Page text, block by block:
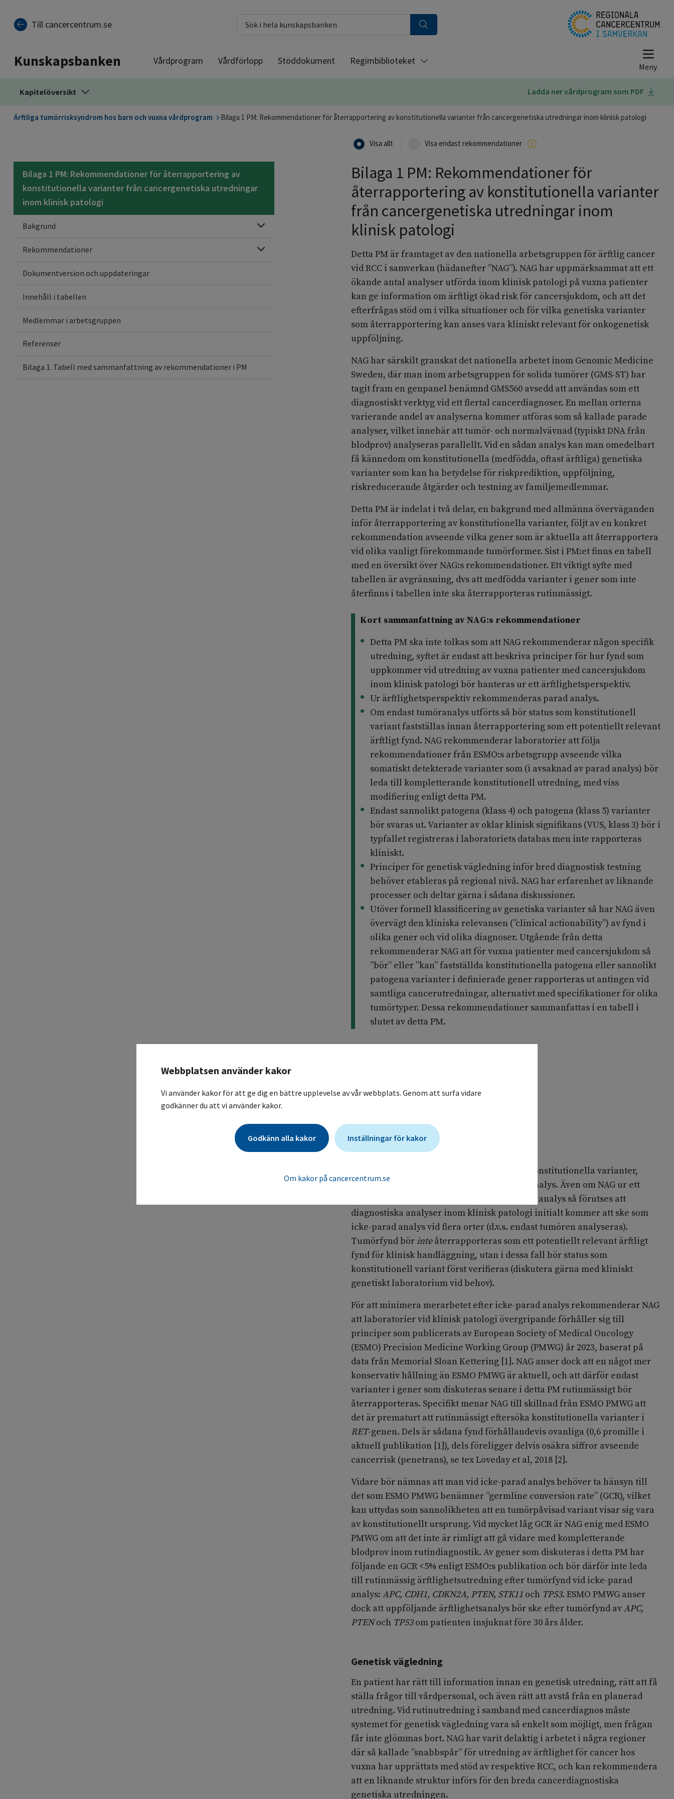
Till cancercentrum.se
Kunskapsbanken Vårdprogram Vårdförlopp Stöddokument Regimbiblioteket
Kapitelöversikt Ladda ner vårdprogram som PDF
Ärftliga tumörrisksyndrom hos barn och vuxna vårdprogram Bilaga 1 PM: Rekommendationer för återrapportering av konstitutionella varianter från cancergenetiska utredningar inom klinisk patologi
Bilaga 1 PM: Rekommendationer för återrapportering av
konstitutionella varianter från cancergenetiska utredningar
inom klinisk patologi
Bakgrund
Rekommendationer
Dokumentversion och uppdateringar
Innehåll i tabellen
Medlemmar i arbetsgruppen
Referenser
Bilaga 1. Tabell med sammanfattning av rekommendationer i PM
Visa allt Visa endast rekommendationer
Bilaga 1 PM: Rekommendationer för
återrapportering av konstitutionella varianter
från cancergenetiska utredningar inom
klinisk patologi
Detta PM är framtaget av den nationella arbetsgruppen för ärftlig cancer
vid RCC i samverkan (hädanefter ”NAG”). NAG har uppmärksammat att ett
ökande antal analyser utförda inom klinisk patologi på vuxna patienter
kan ge information om ärftligt ökad risk för cancersjukdom, och att det
efterfrågas stöd om i vilka situationer och för vilka genetiska varianter
som återrapportering kan anses vara kliniskt relevant för onkogenetisk
uppföljning.
NAG har särskilt granskat det nationella arbetet inom Genomic Medicine
Sweden, där man inom arbetsgruppen för solida tumörer (GMS-ST) har
tagit fram en genpanel benämnd GMS560 avsedd att användas som ett
diagnostiskt verktyg vid ett flertal cancerdiagnoser. En mellan orterna
varierande andel av analyserna kommer utföras som så kallade parade
analyser, vilket innebär att tumör- och normalvävnad (typiskt DNA från
blodprov) analyseras parallellt. Vid en sådan analys kan man omedelbart
få kännedom om konstitutionella (medfödda, oftast ärftliga) genetiska
varianter som kan ha betydelse för riskprediktion, uppföljning,
riskreducerande åtgärder och testning av familjemedlemmar.
Detta PM är indelat i två delar, en bakgrund med allmänna överväganden
inför återrapportering av konstitutionella varianter, följt av en konkret
rekommendation avseende vilka gener som är aktuella att återrapportera
vid olika vanligt förekommande tumörformer. Sist i PM:et finns en tabell
med en översikt över NAG:s rekommendationer. Ett viktigt syfte med
tabellen är avgränsning, dvs att medfödda varianter i gener som inte
återfinns i tabellen inte ska återrapporteras rutinmässigt.
Kort sammanfattning av NAG:s rekommendationer
Detta PM ska inte tolkas som att NAG rekommenderar någon specifik
utredning, syftet är endast att beskriva principer för hur fynd som
uppkommer vid utredning av vuxna patienter med cancersjukdom
inom klinisk patologi bör hanteras ur ett ärftlighetsperspektiv.
Ur ärftlighetsperspektiv rekommenderas parad analys.
Om endast tumöranalys utförts så bör status som konstitutionell
variant fastställas innan återrapportering som ett potentiellt relevant
ärftligt fynd. NAG rekommenderar laboratorier att följa
rekommendationer från ESMO:s arbetsgrupp avseende vilka
somatiskt detekterade varianter som (i avsaknad av parad analys) bör
leda till kompletterande konstitutionell utredning, med viss
modifiering enligt detta PM.
Endast sannolikt patogena (klass 4) och patogena (klass 5) varianter
bör svaras ut. Varianter av oklar klinisk signifikans (VUS, klass 3) bör i
typfallet registreras i laboratoriets databas men inte rapporteras
kliniskt.
Principer för genetisk vägledning inför bred diagnostisk testning
behöver etableras på regional nivå. NAG har erfarenhet av liknande
processer och deltar gärna i sådana diskussioner.
Utöver formell klassificering av genetiska varianter så har NAG även
övervägt den kliniska relevansen (”clinical actionability”) av fynd i
olika gener och vid olika diagnoser. Utgående från detta
rekommenderar NAG att för vuxna patienter med cancersjukdom så
”bör” eller ”kan” fastställda konstitutionella patogena eller sannolikt
patogena varianter i definierade gener rapporteras ut antingen vid
samtliga cancerutredningar, alternativt med specifikationer för olika
tumörtyper. Dessa rekommendationer sammanfattas i en tabell i
slutet av detta PM.
Bakgrund
Parad eller icke-parad analys
I det följande diskuteras endast fastställda konstitutionella varianter,
något som kan erhållas vid parad genetisk analys. Även om NAG ur ett
ärftlighetsperspektiv rekommenderar parad analys så förutses att
diagnostiska analyser inom klinisk patologi initialt kommer att ske som
icke-parad analys vid flera orter (d.v.s. endast tumören analyseras).
Tumörfynd bör inteåterrapporteras som ett potentiellt relevant ärftligt
fynd för klinisk handläggning, utan i dessa fall bör status som
konstitutionell variant först verifieras (diskutera gärna med kliniskt
genetiskt laboratorium vid behov).
För att minimera merarbetet efter icke-parad analys rekommenderar NAG
att laboratorier vid klinisk patologi övergripande förhåller sig till
principer som publicerats av European Society of Medical Oncology
(ESMO) Precision Medicine Working Group (PMWG) år 2023, baserat på
data från Memorial Sloan Kettering [1]. NAG anser dock att en något mer
konservativ hållning än ESMO PMWG är aktuell, och att därför endast
varianter i gener som diskuteras senare i detta PM rutinmässigt bör
återrapporteras. Specifikt menar NAG till skillnad från ESMO PMWG att
det är prematurt att rutinmässigt eftersöka konstitutionella varianter i
RET-genen. Dels är sådana fynd förhållandevis ovanliga (0,6 promille i
aktuell publikation [1]), dels föreligger delvis osäkra siffror avseende
cancerrisk (penetrans), se tex Loveday et al, 2018 [2].
Vidare bör nämnas att man vid icke-parad analys behöver ta hänsyn till
det som ESMO PMWG benämner ”germline conversion rate” (GCR), vilket
kan uttydas som sannolikheten att en tumörpåvisad variant visar sig vara
av konstitutionellt ursprung. Vid mycket låg GCR är NAG enig med ESMO
PMWG om att det inte är rimligt att gå vidare med kompletterande
blodprov inom rutindiagnostik. Av gener som diskuteras i detta PM har
följande en GCR <5% enligt ESMO:s publikation och bör därför inte leda
till rutinmässig ärftlighetsutredning efter tumörfynd vid icke-parad
analys:APC, CDH1, CDKN2A, PTEN, STK11 och TP53. ESMO PMWG anser
dock att uppföljande ärftlighetsanalys bör ske efter tumörfynd avAPC,
PTENoch TP53om patienten insjuknat före 30 års ålder.
Genetisk vägledning
En patient har rätt till information innan en genetisk utredning, rätt att få
ställa frågor till vårdpersonal, och även rätt att avstå från en planerad
utredning. Vid rutinutredning i samband med cancerdiagnos måste
systemet för genetisk vägledning vara så enkelt som möjligt, men frågan
får inte glömmas bort. NAG har varit delaktig i arbetet i några regioner
där så kallade ”snabbspår” för utredning av ärftlighet för cancer hos
vuxna har upprättats med stöd av respektive RCC, och kan rekommendera
att en liknande struktur införs för den breda cancerdiagnostiska
genetiska utredningen.
Webbplatsen använder kakor
Vi använder kakor för att ge dig en bättre upplevelse av vår webbplats. Genom att surfa vidare
godkänner du att vi använder kakor.
Godkänn alla kakor Inställningar för kakor
Om kakor på cancercentrum.se